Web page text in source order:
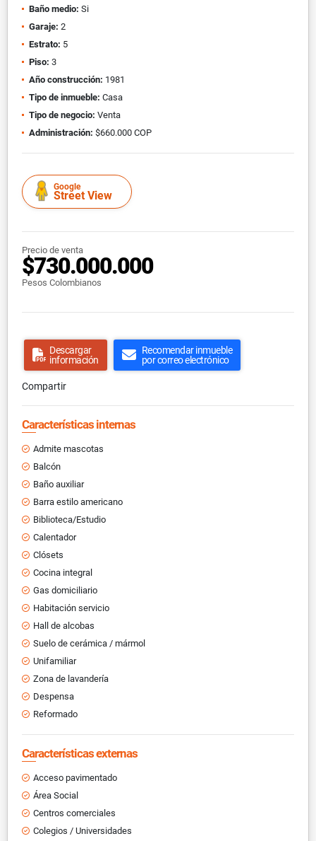
Baño medio: Si
Garaje: 2
Estrato: 5
Piso: 3
Año construcción: 1981
Tipo de inmueble: Casa
Tipo de negocio: Venta
Administración: $660.000 COP
Google
Street View
Precio de venta
$730.000.000
Pesos Colombianos
Descargar
información
Recomendar inmueble
por correo electrónico
Compartir
Características internas
Admite mascotas
Balcón
Baño auxiliar
Barra estilo americano
Biblioteca/Estudio
Calentador
Clósets
Cocina integral
Gas domiciliario
Habitación servicio
Hall de alcobas
Suelo de cerámica / mármol
Unifamiliar
Zona de lavandería
Despensa
Reformado
Características externas
Acceso pavimentado
Área Social
Centros comerciales
Colegios / Universidades